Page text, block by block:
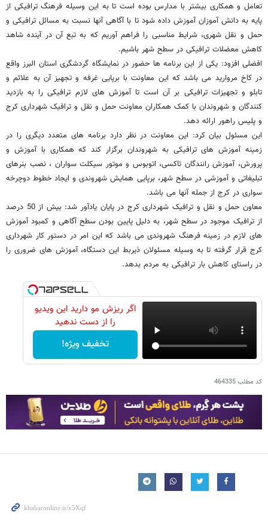
تعامل و همکاری بیشتر با مدارس بوده است تا به این وسیله فرهنگ ترافیکی از
پایه به دانش آموزان آموزش داده شود تا با آگاهی آنها نسبت به مسائل ترافیکی و
حمل و نقل شهری، شرایط مناسبی را فراهم آوریم که به تبع آن در آینده شاهد
کاهش معضلات ترافیکی در سطح شهر باشیم.
افضلی افزود: یکی از این برنامه ها حضور در نمایشگاه گردشگری استان البرز واقع
در کاخ مروارید می باشد که این معاونت با برپایی غرفه و تجهیز آن به علائم و
تابلو و تجهیزات ترافیکی بر آن است تا آموزش های لازم ترافیکی را به بازدید
کنندگان و شهروندان با کمک همکاران معاونت حمل و نقل و ترافیک شهرداری کرج
و پلیس راهور ارائه دهد.
این مسئول بیان کرد: این معاونت در نظر دارد برنامه های متعدد دیگری را در
زمینه آموزش های ترافیکی به شهروندان برگزار کند که همکاری با آموزش و
پرورش، آموزش رانندگان تاکسی، اتوبوس و موتور سیکلت سواران ، نصب بنرهای
تبلیغاتی و آموزشی در سطح شهر، برپایی همایش شهروندی و ایجاد خطوط دوچرخه
سواری در کرج از جمله آنها می باشد.
معاون حمل و نقل و ترافیک شهرداری کرج در پایان یادآور شد: بیش از 50 درصد
از ترافیک موجود در سطح شهر، به دلیل پایین بودن سطح آگاهی و کمبود آموزش
های لازم در زمینه فرهنگ شهروندی می باشد که این امر در دستور کار شهرداری
کرج قرار گرفته تا به وسیله مسئولان ذیربط این دستگاه، آموزش های ضروری را
در راستای کاهش بار ترافیکی به مردم بدهد.
اگر ریزش مو دارید این ویدیو
را از دست ندهید
تخفیف ویژه!
کد مطلب464335